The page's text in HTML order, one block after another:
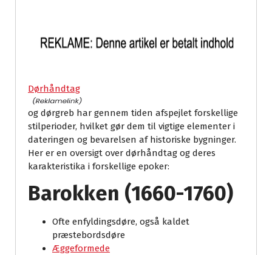
Dørhåndtag
og dørgreb har gennem tiden afspejlet forskellige
stilperioder, hvilket gør dem til vigtige elementer i
dateringen og bevarelsen af historiske bygninger.
Her er en oversigt over dørhåndtag og deres
karakteristika i forskellige epoker:
Barokken (1660-1760)
Ofte enfyldingsdøre, også kaldet
præstebordsdøre
Æggeformede